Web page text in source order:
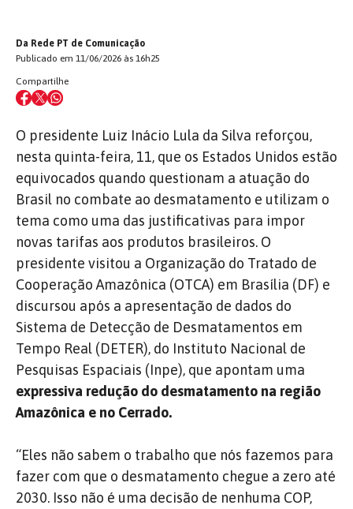
Da Rede PT de Comunicação
Publicado em 11/06/2026 às 16h25
Compartilhe
O presidente Luiz Inácio Lula da Silva reforçou,
nesta quinta-feira, 11, que os Estados Unidos estão
equivocados quando questionam a atuação do
Brasil no combate ao desmatamento e utilizam o
tema como uma das justificativas para impor
novas tarifas aos produtos brasileiros. O
presidente visitou a Organização do Tratado de
Cooperação Amazônica (OTCA) em Brasília (DF) e
discursou após a apresentação de dados do
Sistema de Detecção de Desmatamentos em
Tempo Real (DETER), do Instituto Nacional de
Pesquisas Espaciais (Inpe), que apontam uma
expressiva redução do desmatamento na região
Amazônica e no Cerrado.
“Eles não sabem o trabalho que nós fazemos para
fazer com que o desmatamento chegue a zero até
2030. Isso não é uma decisão de nenhuma COP,